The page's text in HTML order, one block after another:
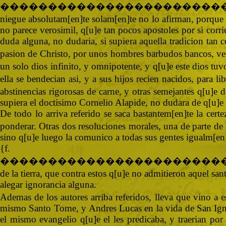
niegue absolutam[en]te solam[en]te no lo afirman,
no parece verosimil, q[u]e tan pocos apostoles por si
duda alguna, no dudaria, si supiera aquella tradicion tan
pasion de Christo, por unos hombres barbudos bancos,
un solo dios infinito, y omnipotente, y q[u]e este dios
ella se bendecian asi, y a sus hijos recien nacidos, para
abstinencias rigorosas de carne, y otras semejantes
supiera el doctisimo Cornelio Alapide, no dudara de
De todo lo arriva referido se saca bastantem[en]te la
ponderar. Otras dos resoluciones morales, una de
sino q[u]e luego la comunico a todas sus gentes
de la tierra, que contra estos q[u]e no admitieron aquel
alegar ignorancia alguna.
Ademas de los autores arriba referidos, lleva que vino
mismo Santo Tome, y Andres Lucas en la vida de San
el mismo evangelio q[u]e el les predicaba, y traerian